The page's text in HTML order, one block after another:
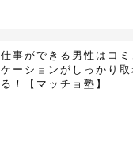
仕事ができる男性はコミ
ケーションがしっかり取
る！【マッチョ塾】